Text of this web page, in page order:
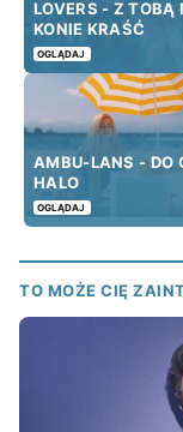
LOVERS - Z TOBĄ
KONIE KRAŚĆ
OGLĄDAJ
AMBU-LANS - DO
HALO
OGLĄDAJ
TO MOŻE CIĘ